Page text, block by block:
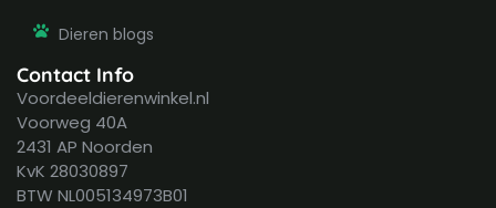
Dieren blogs
Contact Info
Voordeeldierenwinkel.nl
Voorweg 40A
2431 AP Noorden
KvK 28030897
BTW NL005134973B01